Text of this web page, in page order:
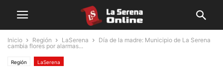
Inicio Región LaSerena
Día de la madre: Municipio de La Serena
cambia flores por alarmas...
Región LaSerena